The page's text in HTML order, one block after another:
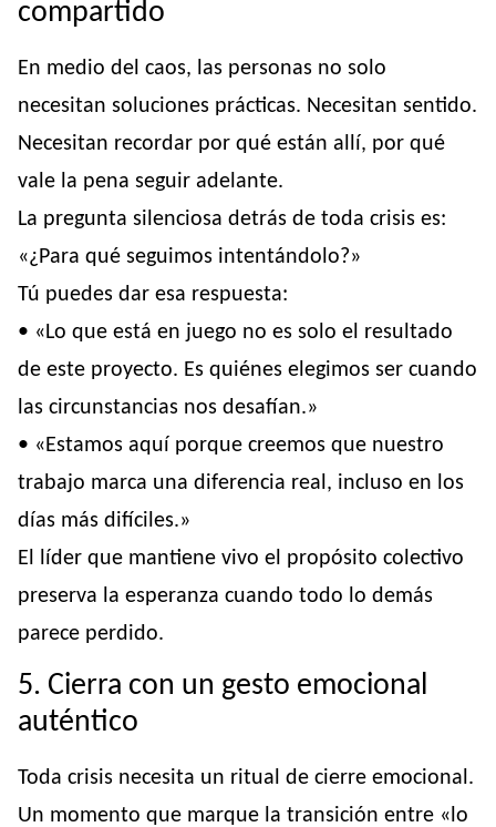
compartido
En medio del caos, las personas no solo
necesitan soluciones prácticas. Necesitan sentido.
Necesitan recordar por qué están allí, por qué
vale la pena seguir adelante.
La pregunta silenciosa detrás de toda crisis es:
«¿Para qué seguimos intentándolo?»
Tú puedes dar esa respuesta:
• «Lo que está en juego no es solo el resultado
de este proyecto. Es quiénes elegimos ser cuando
las circunstancias nos desafían.»
• «Estamos aquí porque creemos que nuestro
trabajo marca una diferencia real, incluso en los
días más difíciles.»
El líder que mantiene vivo el propósito colectivo
preserva la esperanza cuando todo lo demás
parece perdido.
5. Cierra con un gesto emocional
auténtico
Toda crisis necesita un ritual de cierre emocional.
Un momento que marque la transición entre «lo